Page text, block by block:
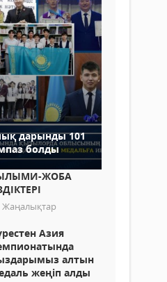
дарынды 101
болды
ЖОБА
Жаңалықтар
Азия
алтын
жеңіп алды